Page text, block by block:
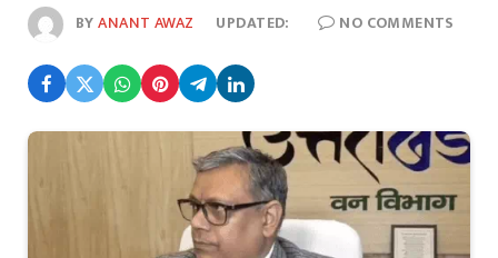
BYANANT AWAZ UPDATED: NO COMMENTS